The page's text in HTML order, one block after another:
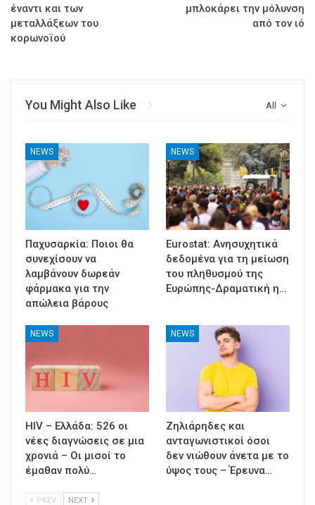
έναντι και των
μεταλλάξεων του
κορωνοϊού
μπλοκάρει την μόλυνση
από τον ιό
All
You Might Also Like
NEWS
Παχυσαρκία: Ποιοι θα
συνεχίσουν να
λαμβάνουν δωρεάν
φάρμακα για την
απώλεια βάρους
NEWS
Eurostat: Ανησυχητικά
δεδομένα για τη μείωση
του πληθυσμού της
Ευρώπης-Δραματική η…
NEWS
HIV – Ελλάδα: 526 οι
νέες διαγνώσεις σε μια
χρονιά – Οι μισοί το
έμαθαν πολύ…
NEWS
Ζηλιάρηδες και
ανταγωνιστικοί όσοι
δεν νιώθουν άνετα με το
ύψος τους – Έρευνα…
PREV NEXT